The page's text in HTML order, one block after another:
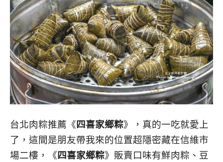
台北肉粽推薦《四喜家鄉粽》，真的一吃就愛上
了，這間是朋友帶我來的位置超隱密藏在信維市
場二樓，《四喜家鄉粽》販賣口味有鮮肉粽、豆